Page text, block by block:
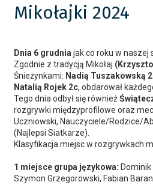
Mikołajki 2024
Dnia 6 grudnia jak co roku w naszej
Zgodnie z tradycją Mikołaj
Śnieżynkami: Nadią Tuszakowską
Natalią Rojek 2c, obdarował
Tego dnia odbył się również
rozgrywki międzyprofilowe oraz
Uczniowski, Nauczyciele/Rodzice/
(Najlepsi Siatkarze).
Klasyfikacja miejsc w rozgrywkach
1 miejsce grupa językowa:
Szymon Grzegorowski, Fabian